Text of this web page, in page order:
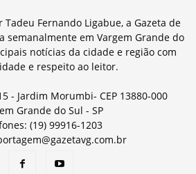
Tadeu Fernando Ligabue, a Gazeta de
semanalmente em Vargem Grande do
notícias da cidade e região com
e respeito ao leitor.
- Jardim Morumbi- CEP 13880-000
Grande do Sul - SP
(19) 99916-1203